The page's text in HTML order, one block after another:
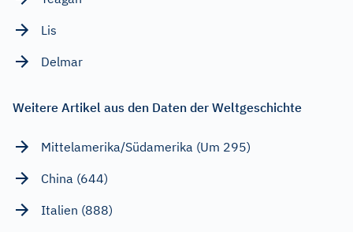
Lis
Delmar
Weitere Artikel aus den Daten der Weltgeschichte
Mittelamerika/Südamerika (Um 295)
China (644)
Italien (888)